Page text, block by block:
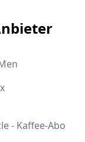
- Kaffee-Abo